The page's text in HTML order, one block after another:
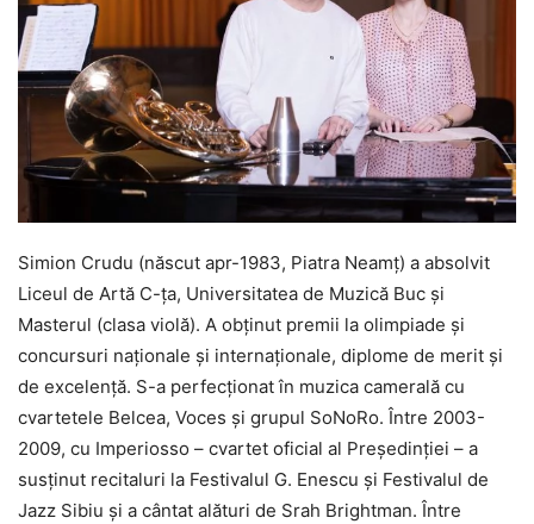
Simion Crudu (născut apr-1983, Piatra Neamț) a absolvit
Liceul de Artă C-ța, Universitatea de Muzică Buc și
Masterul (clasa violă). A obținut premii la olimpiade și
concursuri naționale și internaționale, diplome de merit și
de excelență. S-a perfecționat în muzica camerală cu
cvartetele Belcea, Voces și grupul SoNoRo. Între 2003-
2009, cu Imperiosso – cvartet oficial al Președinției – a
susținut recitaluri la Festivalul G. Enescu și Festivalul de
Jazz Sibiu și a cântat alături de Srah Brightman. Între